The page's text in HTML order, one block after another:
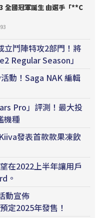
全國冠軍誕生 由選手「**C
立鬥陣特攻2部門！將
Regular Season」
動！Saga NAK 編輯
Pro」評測！最大投
機種
發表首款款果凍飲
在2022上半年讓用戶
。
動宣佈
定2025年發售！